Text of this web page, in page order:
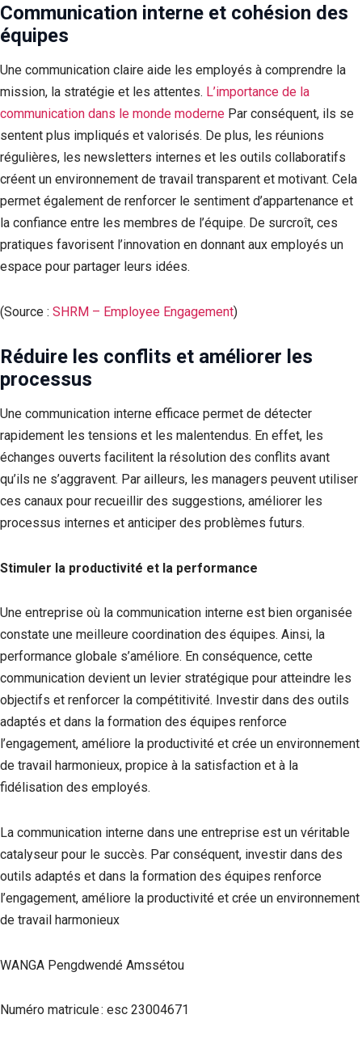
Communication interne et cohésion des
équipes
Une communication claire aide les employés à comprendre la
mission, la stratégie et les attentes. L’importance de la
communication dans le monde moderne Par conséquent, ils se
sentent plus impliqués et valorisés. De plus, les réunions
régulières, les newsletters internes et les outils collaboratifs
créent un environnement de travail transparent et motivant. Cela
permet également de renforcer le sentiment d’appartenance et
la confiance entre les membres de l’équipe. De surcroît, ces
pratiques favorisent l’innovation en donnant aux employés un
espace pour partager leurs idées.
(Source : SHRM – Employee Engagement)
Réduire les conflits et améliorer les
processus
Une communication interne efficace permet de détecter
rapidement les tensions et les malentendus. En effet, les
échanges ouverts facilitent la résolution des conflits avant
qu’ils ne s’aggravent. Par ailleurs, les managers peuvent utiliser
ces canaux pour recueillir des suggestions, améliorer les
processus internes et anticiper des problèmes futurs.
Stimuler la productivité et la performance
Une entreprise où la communication interne est bien organisée
constate une meilleure coordination des équipes. Ainsi, la
performance globale s’améliore. En conséquence, cette
communication devient un levier stratégique pour atteindre les
objectifs et renforcer la compétitivité. Investir dans des outils
adaptés et dans la formation des équipes renforce
l’engagement, améliore la productivité et crée un environnement
de travail harmonieux, propice à la satisfaction et à la
fidélisation des employés.
La communication interne dans une entreprise est un véritable
catalyseur pour le succès. Par conséquent, investir dans des
outils adaptés et dans la formation des équipes renforce
l’engagement, améliore la productivité et crée un environnement
de travail harmonieux
WANGA Pengdwendé Amssétou
Numéro matricule : esc 23004671